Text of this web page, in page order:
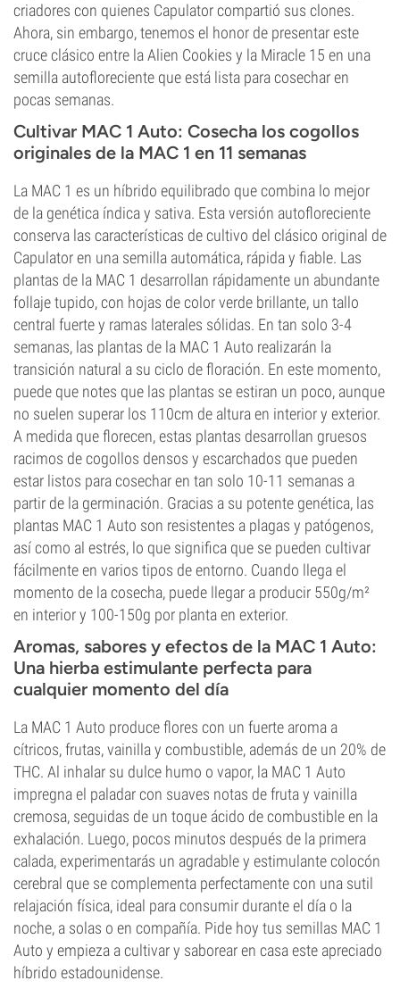
criadores con quienes Capulator compartió sus clones.
Ahora, sin embargo, tenemos el honor de presentar este
cruce clásico entre la Alien Cookies y la Miracle 15 en una
semilla autofloreciente que está lista para cosechar en
pocas semanas.
Cultivar MAC 1 Auto: Cosecha los cogollos
originales de la MAC 1 en 11 semanas
La MAC 1 es un híbrido equilibrado que combina lo mejor
de la genética índica y sativa. Esta versión autofloreciente
conserva las características de cultivo del clásico original de
Capulator en una semilla automática, rápida y fiable. Las
plantas de la MAC 1 desarrollan rápidamente un abundante
follaje tupido, con hojas de color verde brillante, un tallo
central fuerte y ramas laterales sólidas. En tan solo 3-4
semanas, las plantas de la MAC 1 Auto realizarán la
transición natural a su ciclo de floración. En este momento,
puede que notes que las plantas se estiran un poco, aunque
no suelen superar los 110cm de altura en interior y exterior.
A medida que florecen, estas plantas desarrollan gruesos
racimos de cogollos densos y escarchados que pueden
estar listos para cosechar en tan solo 10-11 semanas a
partir de la germinación. Gracias a su potente genética, las
plantas MAC 1 Auto son resistentes a plagas y patógenos,
así como al estrés, lo que significa que se pueden cultivar
fácilmente en varios tipos de entorno. Cuando llega el
momento de la cosecha, puede llegar a producir 550g/m²
en interior y 100-150g por planta en exterior.
Aromas, sabores y efectos de la MAC 1 Auto:
Una hierba estimulante perfecta para
cualquier momento del día
La MAC 1 Auto produce flores con un fuerte aroma a
cítricos, frutas, vainilla y combustible, además de un 20% de
THC. Al inhalar su dulce humo o vapor, la MAC 1 Auto
impregna el paladar con suaves notas de fruta y vainilla
cremosa, seguidas de un toque ácido de combustible en la
exhalación. Luego, pocos minutos después de la primera
calada, experimentarás un agradable y estimulante colocón
cerebral que se complementa perfectamente con una sutil
relajación física, ideal para consumir durante el día o la
noche, a solas o en compañía. Pide hoy tus semillas MAC 1
Auto y empieza a cultivar y saborear en casa este apreciado
híbrido estadounidense.